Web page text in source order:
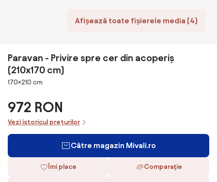
Afișează toate fișierele media (4)
Paravan - Privire spre cer din acoperiș
(210x170 cm)
Dimensiuni
170×210 cm
972 RON
Vezi istoricul prețurilor
Către magazin Mivali.ro
Îmi place Comparaţie